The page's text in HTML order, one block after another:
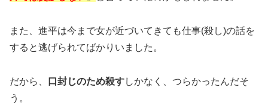
また、進平は今まで女が近づいてきても仕事(殺し)の話を
すると逃げられてばかりいました。
だから、 口封じのため殺すしかなく、つらかったんだそ
う。